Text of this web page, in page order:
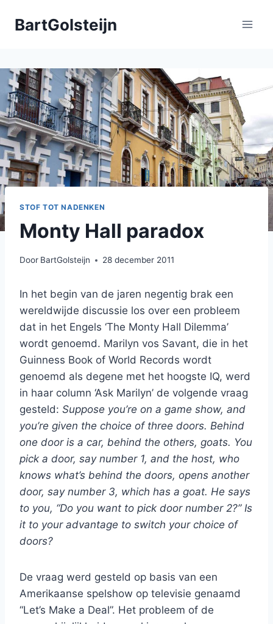
naarBartGolsteijn
STOF TOT NADENKEN
Monty Hall paradox
Door BartGolsteijn 28 december 2011
In het begin van de jaren negentig brak een
wereldwijde discussie los over een probleem
dat in het Engels ‘The Monty Hall Dilemma’
wordt genoemd. Marilyn vos Savant, die in het
Guinness Book of World Records wordt
genoemd als degene met het hoogste IQ, werd
in haar column ‘Ask Marilyn’ de volgende vraag
gesteld: Suppose you’re on a game show, and
you’re given the choice of three doors. Behind
one door is a car, behind the others, goats. You
pick a door, say number 1, and the host, who
knows what’s behind the doors, opens another
door, say number 3, which has a goat. He says
to you, “Do you want to pick door number 2?” Is
it to your advantage to switch your choice of
doors?
De vraag werd gesteld op basis van een
Amerikaanse spelshow op televisie genaamd
“Let’s Make a Deal”. Het probleem of de